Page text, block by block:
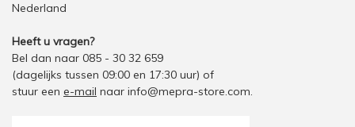
Nederland
Heeft u vragen?
Bel dan naar 085 - 30 32 659
(dagelijks tussen 09:00 en 17:30 uur) of
stuur een e-mail naar info@mepra-store.com.